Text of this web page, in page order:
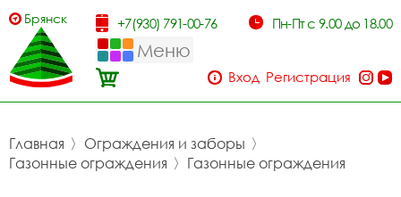
Брянск +7(930) 791-00-76 Пн-Пт с 9.00 до 18.00
Меню
Вход Регистрация
Главная 〉 Ограждения и заборы 〉
Газонные ограждения 〉 Газонные ограждения